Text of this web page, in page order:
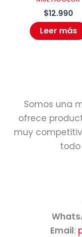
$12.990
Leer más
Somos una
ofrece
muy
Email: